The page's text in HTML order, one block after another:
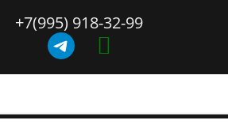
+7(995) 918-32-99